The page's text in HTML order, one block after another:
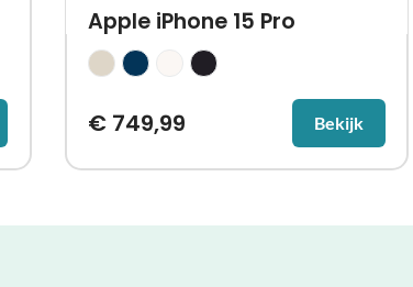
Apple iPhone 15 Pro
€ 749,99 Bekijk